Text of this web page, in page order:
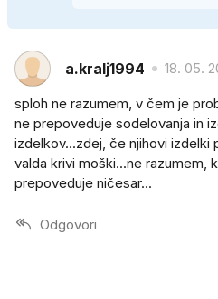
a.kralj1994 18. 05.
sploh ne razumem, v čem je
ne prepoveduje sodelovanja in
izdelkov...zdej, če njihovi izdelki
valda krivi moški...ne razumem,
prepoveduje ničesar...
Odgovori